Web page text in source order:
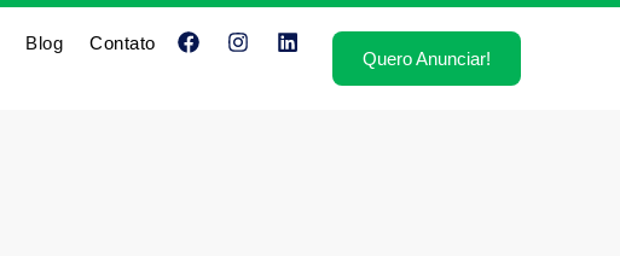
Blog Contato
Quero Anunciar!